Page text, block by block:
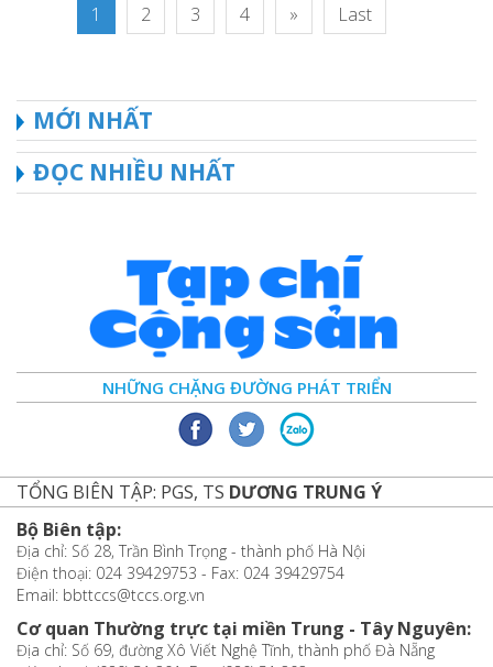
1 2 3 4 » Last
MỚI NHẤT
ĐỌC NHIỀU NHẤT
NHỮNG CHẶNG ĐƯỜNG PHÁT TRIỂN
TỔNG BIÊN TẬP: PGS, TS DƯƠNG TRUNG Ý
Bộ Biên tập:
Địa chỉ: Số 28, Trần Bình Trọng - thành phố Hà Nội
Điện thoại: 024 39429753 - Fax: 024 39429754
Email: bbttccs@tccs.org.vn
Cơ quan Thường trực tại miền Trung - Tây Nguyên:
Địa chỉ: Số 69, đường Xô Viết Nghệ Tĩnh, thành phố Đà Nẵng